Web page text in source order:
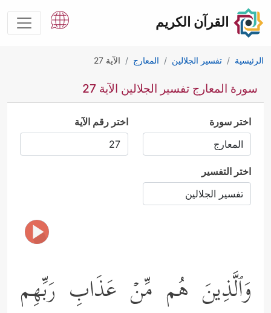
القرآن الكريم
الرئيسية تفسير الجلالين المعارج الآية 27
سورة المعارج تفسير الجلالين الآية 27
اختر سورة اختر رقم الآية
اختر التفسير
وَٱلَّذِینَ هُم مِّنۡ عَذَابِ رَبِّهِم